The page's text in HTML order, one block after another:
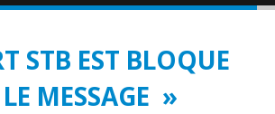
STB EST BLOQUE
MESSAGE »